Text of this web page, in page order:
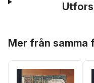
Mer från